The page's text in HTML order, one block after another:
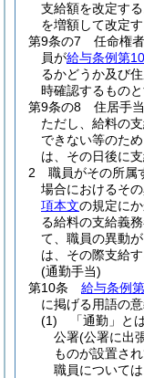
支給額を改定する
を増額して改定
第9条の7
任命権
員が給与条例第
るかどうか及び
時確認するものと
第9条の8
住居手
ただし、給料の
できない等のた
は、その日後に
2
職員がその所属
場合におけるそ
項本文の規定に
る給料の支給義
て、職員の異動
は、その際支給す
(通勤手当)
第10条
給与条例
に掲げる用語の
(1)
「通勤」と
公署(公署に出
ものが設置さ
職員について